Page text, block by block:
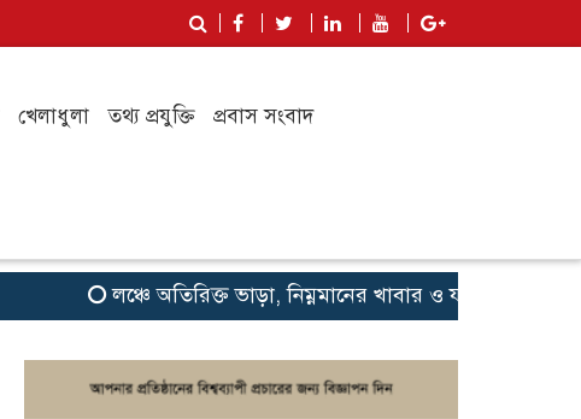
খেলাধুলা তথ্য প্রযুক্তি প্রবাস সংবাদ
লঞ্চে অতিরিক্ত ভাড়া, নিম্নমানের খাবার ও যাত্রী হয়রানি বন্ধে